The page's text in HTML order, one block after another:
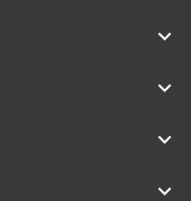
keyboard_arrow_down
keyboard_arrow_down

keyboard_arrow_down